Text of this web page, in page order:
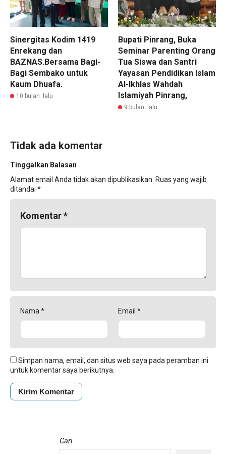
Sinergitas Kodim 1419
Enrekang dan
BAZNAS.Bersama Bagi-
Bagi Sembako untuk
Kaum Dhuafa.
10 bulan lalu
Bupati Pinrang, Buka
Seminar Parenting Orang
Tua Siswa dan Santri
Yayasan Pendidikan Islam
Al-Ikhlas Wahdah
Islamiyah Pinrang,
9 bulan lalu
Tidak ada komentar
Tinggalkan Balasan
Alamat email Anda tidak akan dipublikasikan. Ruas yang wajib
ditandai *
Komentar*
Nama * Email *
Simpan nama, email, dan situs web saya pada peramban ini
untuk komentar saya berikutnya.
Cari